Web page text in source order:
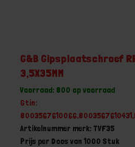
G&B Gipsplaatschroef
3,5X35MM
Voorraad: 800 op voorraad
Gtin:
Artikelnummer merk: TVF35
Prijs per Doos van 1000 Stuk